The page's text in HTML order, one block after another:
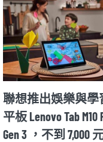
出娛樂與學習的
Tab M10 Plus
，不到 7,000 元搭載